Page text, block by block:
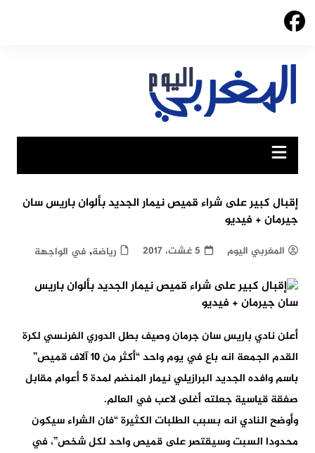
Skip
إقبال كبير على شراء قميص نيمار الجديد بألوان باريس سان
جيرمان + فيديو
المغربي اليوم 5 غشت، 2017 رياضة, في الواجهة
أعلن نادي باريس سان جرمان وصيف بطل الدوري الفرنسي لكرة
القدم الجمعة انه باع في يوم واحد “أكثر من 10 آلاف قميص”
باسم وافده الجديد البرازيلي نيمار المنضم لمدة 5 أعوام مقابل
صفقة قياسية جعلته أغلى لاعب في العالم.
وأوضح النادي انه بسبب الطلبات الكثيرة “فان الشراء سيكون
محدودا السبت وسيقتصر على قميص واحد لكل شخص”، في